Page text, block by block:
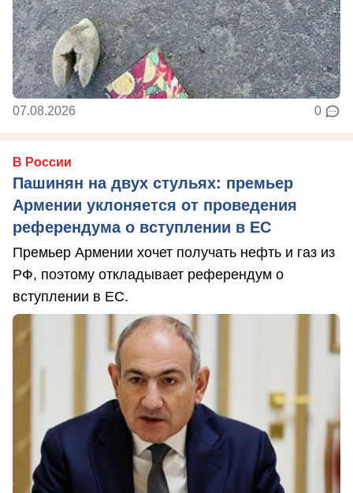
07.08.2026 0
В России
Пашинян на двух стульях: премьер
Армении уклоняется от проведения
референдума о вступлении в ЕС
Премьер Армении хочет получать нефть и газ из
РФ, поэтому откладывает референдум о
вступлении в ЕС.